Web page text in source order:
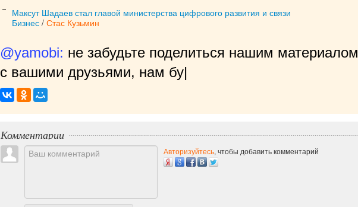
Максут Шадаев стал главой министерства цифрового развития и связи
Бизнес / Стас Кузьмин
@yamobi: не забудьте поделиться нашим материалом
с вашими друзьями, нам будет очень приятно!
Комментарии
Авторизуйтесь, чтобы добавить комментарий